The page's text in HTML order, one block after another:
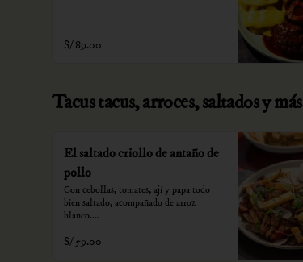
S/ 89.00
Tacus tacus, arroces, saltados y más
El saltado criollo de antaño de
pollo
Con cebollas, tomates, ají y papa todo
bien saltado, acompañado de arroz
blanco.
*Nuestros precios están expresados en
S/ 59.00